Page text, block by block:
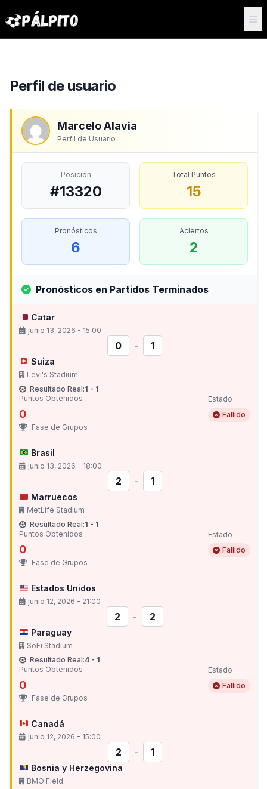
Perfil de usuario
Marcelo Alavia
Perfil de Usuario
Posición
#13320
Total Puntos
15
Pronósticos
6
Aciertos
2
Pronósticos en Partidos Terminados
Catar
junio 13, 2026 - 15:00
0 - 1
Suiza
Levi's Stadium
Resultado Real:1 - 1
Puntos Obtenidos
0
Estado
Fallido
Fase de Grupos
Brasil
junio 13, 2026 - 18:00
2 - 1
Marruecos
MetLife Stadium
Resultado Real:1 - 1
Puntos Obtenidos
0
Estado
Fallido
Fase de Grupos
Estados Unidos
junio 12, 2026 - 21:00
2 - 2
Paraguay
SoFi Stadium
Resultado Real:4 - 1
Puntos Obtenidos
0
Estado
Fallido
Fase de Grupos
Canadá
junio 12, 2026 - 15:00
2 - 1
Bosnia y Herzegovina
BMO Field